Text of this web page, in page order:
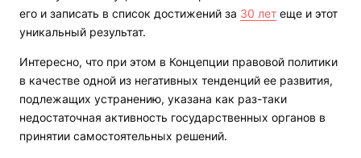
его и записать в список достижений за 30 лет еще и этот
уникальный результат.
Интересно, что при этом в Концепции правовой политики
в качестве одной из негативных тенденций ее развития,
подлежащих устранению, указана как раз-таки
недостаточная активность государственных органов в
принятии самостоятельных решений.